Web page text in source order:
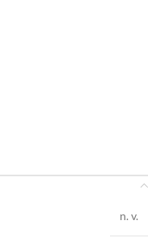
n. v.